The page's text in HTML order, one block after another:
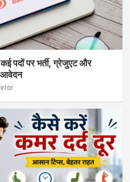
पदों पर भर्ती, ग्रेजुएट और
आवेदन